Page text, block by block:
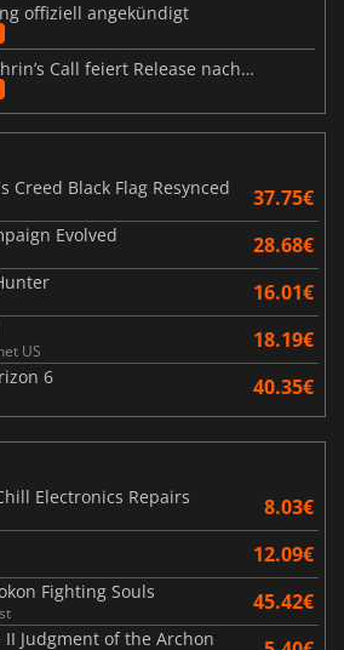
offiziell angekündigt
Forsaken Realms: Vahrin’s Call feiert Release nach 10 Jahren
Creed Black Flag Resynced
37.75€
Evolved 28.68€
16.01€
US 18.19€
6 40.35€
Electronics Repairs
8.03€
12.09€
Fighting Souls 45.42€
II Judgment of the Archon